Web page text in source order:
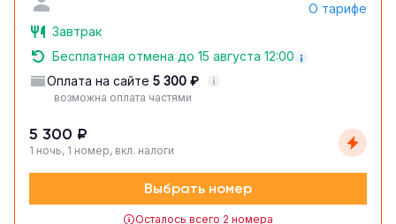
О тарифе
Завтрак
Бесплатная отмена до 15 августа 12:00
Оплата на сайте 5 300 ₽
возможна оплата частями
5 300 ₽
1 ночь, 1 номер, вкл. налоги
Выбрать номер
Осталось всего 2 номера